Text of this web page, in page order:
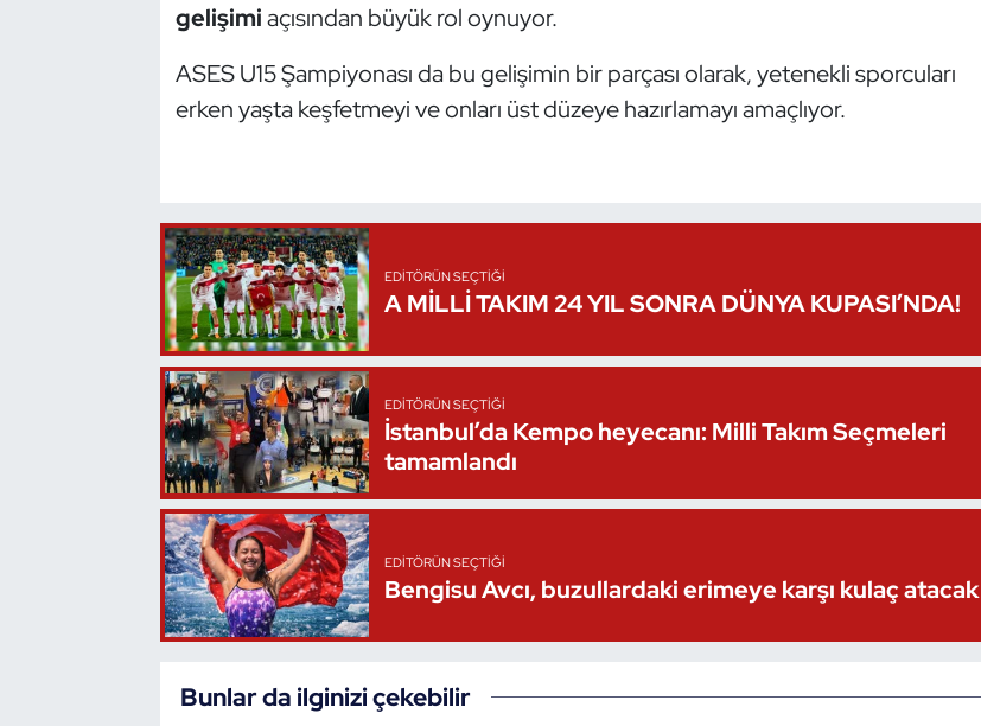
gelişimiaçısından büyük rol oynuyor.
ASES U15 Şampiyonası da bu gelişimin bir parçası olarak, yetenekli sporcuları
erken yaşta keşfetmeyi ve onları üst düzeye hazırlamayı amaçlıyor.
EDITÖRÜN SEÇTIĞI
A MİLLİ TAKIM 24 YIL SONRA DÜNYA KUPASI’NDA!
EDITÖRÜN SEÇTIĞI
İstanbul’da Kempo heyecanı: Milli Takım Seçmeleri
tamamlandı
EDITÖRÜN SEÇTIĞI
Bengisu Avcı, buzullardaki erimeye karşı kulaç atacak
Bunlar da ilginizi çekebilir
Sualtı Sporları
Vücut Geliştirme Fitness
Wushu Kungfu